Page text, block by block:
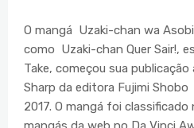
O mangá Uzaki-chan wa
como Uzaki-chan Quer Sair!,
Take, começou sua
Sharp da editora Fujimi
2017. O mangá foi